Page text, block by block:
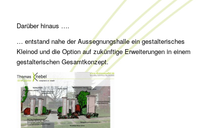
Darüber hinaus ….
… entstand nahe der Aussegnungshalle ein gestalterisches
Kleinod und die Option auf zukünftige Erweiterungen in einem
gestalterischen Gesamtkonzept.